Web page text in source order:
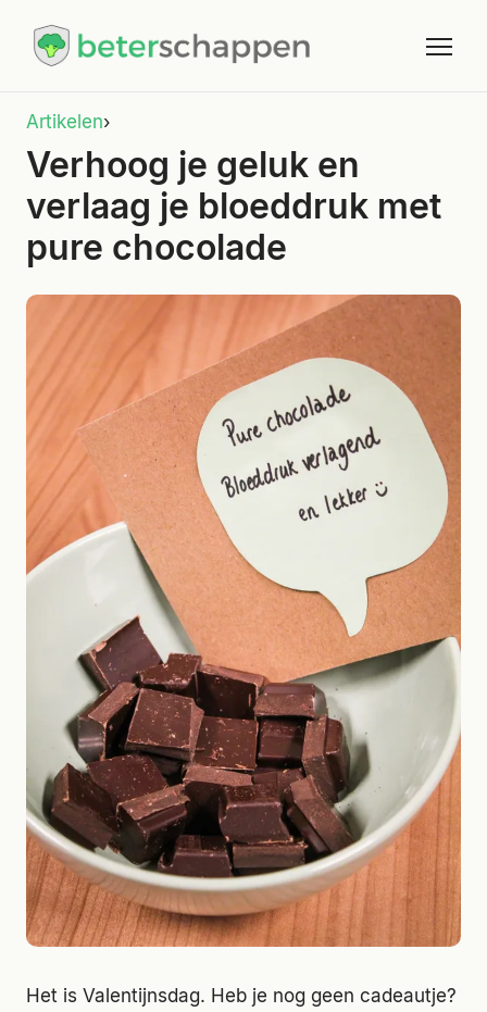
Artikelen›
Verhoog je geluk en
verlaag je bloeddruk met
pure chocolade
Het is Valentijnsdag. Heb je nog geen cadeautje?